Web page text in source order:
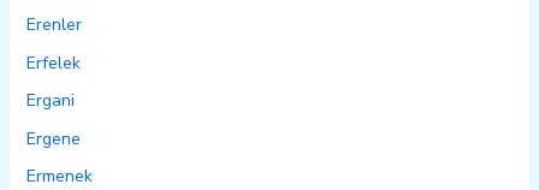
Erenler
Erfelek
Ergani
Ergene
Ermenek